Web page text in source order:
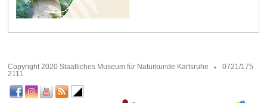
Copyright 2020 Staatliches Museum für Naturkunde Karlsruhe
0721/175
2111